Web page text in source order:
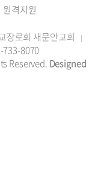
원격지원
장로회 새문안교회 |
733-8070
Reserved. Designed